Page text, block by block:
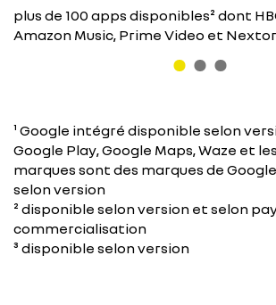
plus de 100 apps disponibles² dont
Amazon Music, Prime Video et
¹ Google intégré disponible selon
Google Play, Google Maps, Waze et
marques sont des marques de
selon version​​
² disponible selon version et selon
commercialisation
³ disponible selon version